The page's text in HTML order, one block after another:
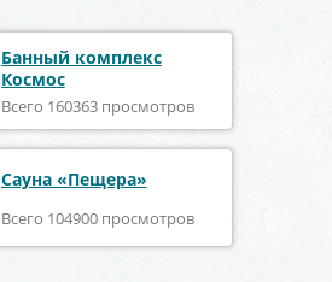
Банный комплекс
Космос
Всего 160363 просмотров
Сауна «Пещера»
Всего 104900 просмотров